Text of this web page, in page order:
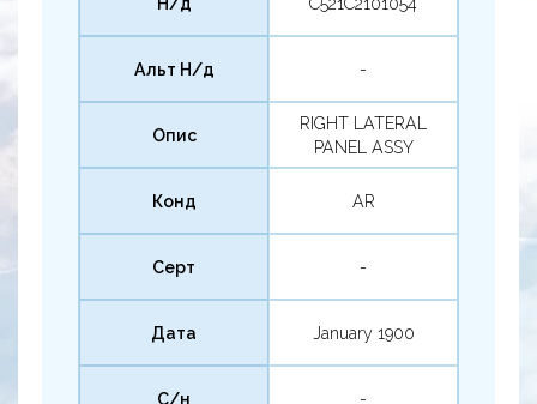
Альт Н/д -
Опис
RIGHT LATERAL
PANEL ASSY
Конд AR
Серт -
Дата January 1900
С/н -